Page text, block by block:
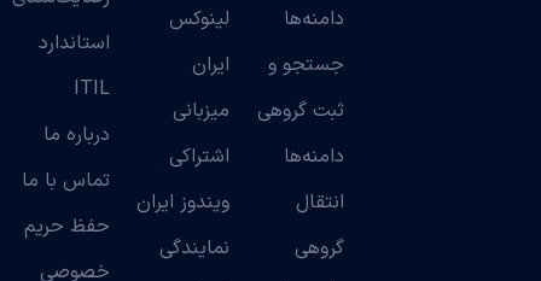
دامنه‌ها
جستجو و
ثبت گروهی
دامنه‌ها
انتقال
گروهی
لینوکس
ایران
میزبانی
اشتراکی
ویندوز ایران
نمایندگی
استاندارد
ITIL
درباره ما
تماس با ما
حفظ حریم
خصوصی